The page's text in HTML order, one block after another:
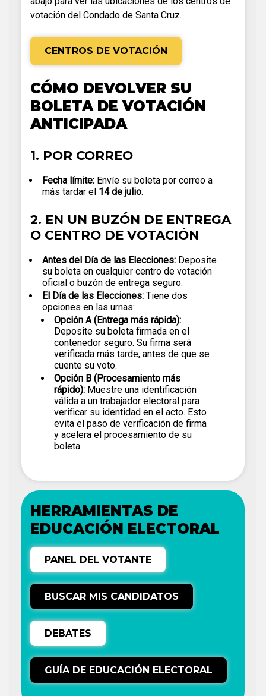
votación del Condado de Santa Cruz.
CENTROS DE VOTACIÓN
CÓMO DEVOLVER SU
BOLETA DE VOTACIÓN
ANTICIPADA
1. POR CORREO
Fecha límite: Envíe su boleta por correo a
más tardar el 14 de julio.
2. EN UN BUZÓN DE ENTREGA
O CENTRO DE VOTACIÓN
Antes del Día de las Elecciones: Deposite
su boleta en cualquier centro de votación
oficial o buzón de entrega seguro.
El Día de las Elecciones: Tiene dos
opciones en las urnas:
Opción A (Entrega más rápida):
Deposite su boleta firmada en el
contenedor seguro. Su firma será
verificada más tarde, antes de que se
cuente su voto.
Opción B (Procesamiento más
rápido): Muestre una identificación
válida a un trabajador electoral para
verificar su identidad en el acto. Esto
evita el paso de verificación de firma
y acelera el procesamiento de su
boleta.
HERRAMIENTAS DE
EDUCACIÓN ELECTORAL
PANEL DEL VOTANTE
BUSCAR MIS CANDIDATOS
DEBATES
GUÍA DE EDUCACIÓN ELECTORAL